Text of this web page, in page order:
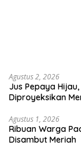
Agustus 2, 2026
Jus Pepaya
Diproyeksikan
Agustus 1, 2026
Ribuan Warga
Disambut Meriah